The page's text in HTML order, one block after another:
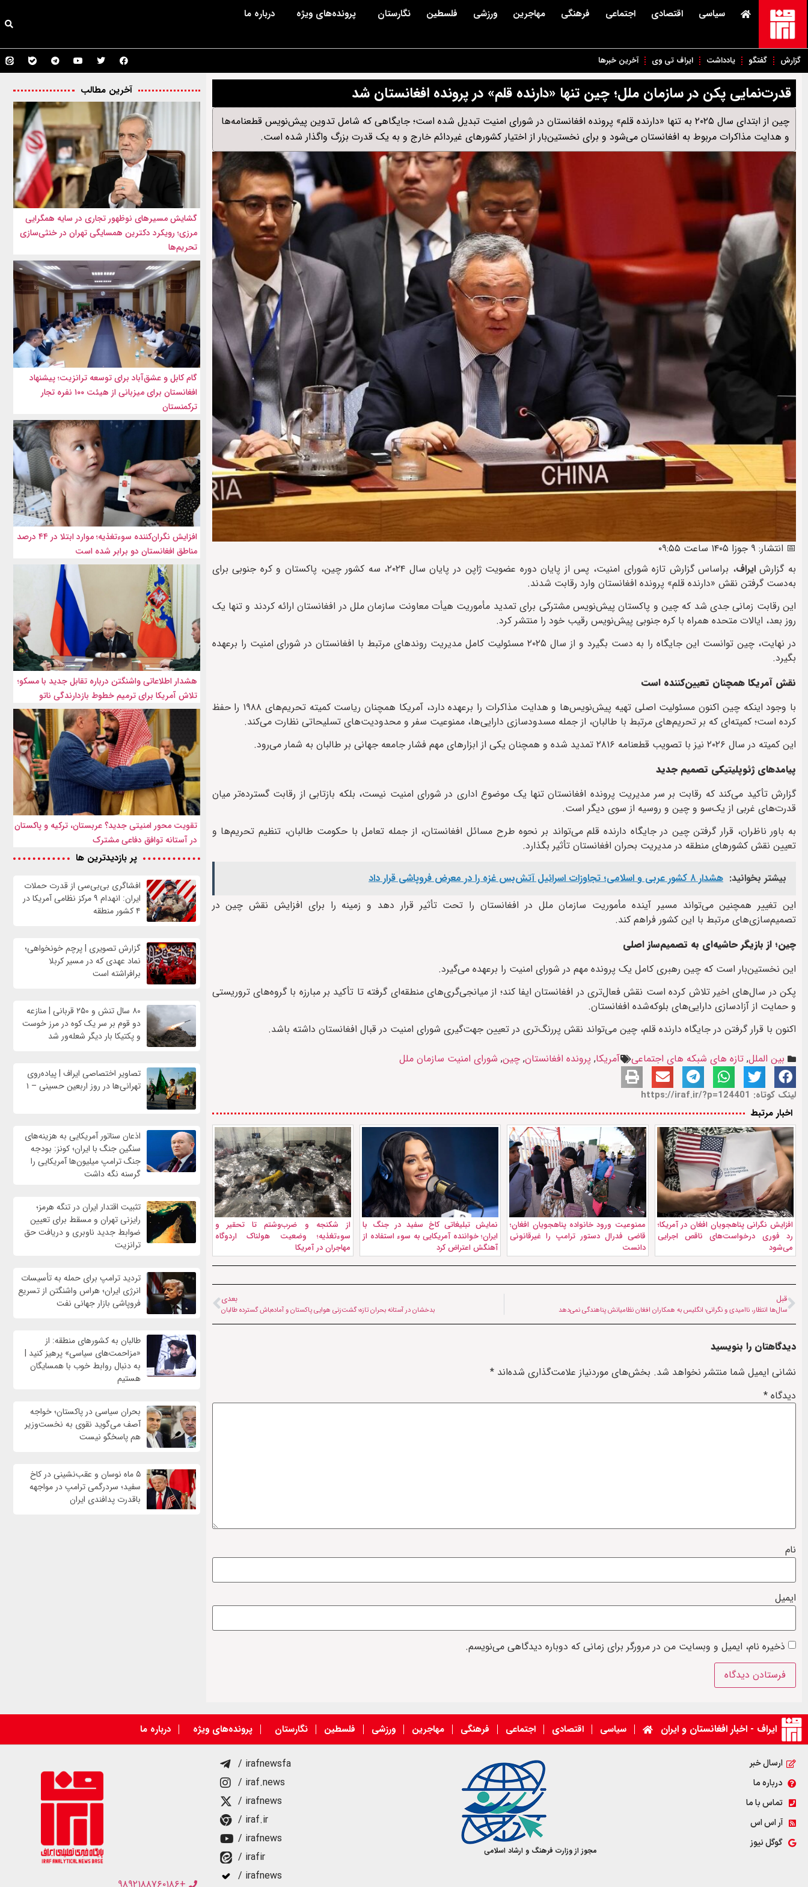
سیاسی اقتصادی اجتماعی فرهنگی مهاجرین ورزشی فلسطین نگارستان پرونده‌های ویژه درباره ما
گزارش گفتگو یادداشت ایراف تی وی آخرین خبرها
قدرت‌نمایی پکن در سازمان ملل؛ چین تنها «دارنده قلم» در پرونده افغانستان شد
چین از ابتدای سال ۲۰۲۵ به تنها «دارنده قلم» پرونده افغانستان در شورای امنیت تبدیل شده است؛ جایگاهی که شامل تدوین پیش‌نویس قطعنامه‌ها
و هدایت مذاکرات مربوط به افغانستان می‌شود و برای نخستین‌بار از اختیار کشورهای غیردائم خارج و به یک قدرت بزرگ واگذار شده است.
📅 انتشار: ۹ جوزا ۱۴۰۵ ساعت ۰۹:۵۵
به گزارشایراف
، براساس گزارش تازه شورای امنیت، پس از پایان دوره عضویت ژاپن در پایان سال ۲۰۲۴، سه کشور چین، پاکستان و کره جنوبی برای
به‌دست گرفتن نقش «دارنده قلم» پرونده افغانستان وارد رقابت شدند.
این رقابت زمانی جدی شد که چین و پاکستان پیش‌نویس مشترکی برای تمدید مأموریت هیأت معاونت سازمان ملل در افغانستان ارائه کردند و تنها یک
روز بعد، ایالات متحده همراه با کره جنوبی پیش‌نویس رقیب خود را منتشر کرد.
در نهایت، چین توانست این جایگاه را به دست بگیرد و از سال ۲۰۲۵ مسئولیت کامل مدیریت روندهای مرتبط با افغانستان در شورای امنیت را برعهده
بگیرد.
نقش آمریکا همچنان تعیین‌کننده است
با وجود اینکه چین اکنون مسئولیت اصلی تهیه پیش‌نویس‌ها و هدایت مذاکرات را برعهده دارد، آمریکا همچنان ریاست کمیته تحریم‌های ۱۹۸۸ را حفظ
کرده است؛ کمیته‌ای که بر تحریم‌های مرتبط با طالبان، از جمله مسدودسازی دارایی‌ها، ممنوعیت سفر و محدودیت‌های تسلیحاتی نظارت می‌کند.
این کمیته در سال ۲۰۲۶ نیز با تصویب قطعنامه ۲۸۱۶ تمدید شده و همچنان یکی از ابزارهای مهم فشار جامعه جهانی بر طالبان به شمار می‌رود.
پیامدهای ژئوپلیتیکی تصمیم جدید
گزارش تأکید می‌کند که رقابت بر سر مدیریت پرونده افغانستان تنها یک موضوع اداری در شورای امنیت نیست، بلکه بازتابی از رقابت گسترده‌تر میان
قدرت‌های غربی از یک‌سو و چین و روسیه از سوی دیگر است.
به باور ناظران، قرار گرفتن چین در جایگاه دارنده قلم می‌تواند بر نحوه طرح مسائل افغانستان، از جمله تعامل با حکومت طالبان، تنظیم تحریم‌ها و
تعیین نقش کشورهای منطقه در مدیریت بحران افغانستان تأثیر بگذارد.
بیشتر بخوانید: هشدار ۸ کشور عربی و اسلامی؛ تجاوزات اسرائیل آتش‌بس غزه را در معرض فروپاشی قرار داد
این تغییر همچنین می‌تواند مسیر آینده مأموریت سازمان ملل در افغانستان را تحت تأثیر قرار دهد و زمینه را برای افزایش نقش چین در
تصمیم‌سازی‌های مرتبط با این کشور فراهم کند.
چین؛ از بازیگر حاشیه‌ای به تصمیم‌ساز اصلی
این نخستین‌بار است که چین رهبری کامل یک پرونده مهم در شورای امنیت را برعهده می‌گیرد.
پکن در سال‌های اخیر تلاش کرده است نقش فعال‌تری در افغانستان ایفا کند؛ از میانجی‌گری‌های منطقه‌ای گرفته تا تأکید بر مبارزه با گروه‌های تروریستی
و حمایت از آزادسازی دارایی‌های بلوکه‌شده افغانستان.
اکنون با قرار گرفتن در جایگاه دارنده قلم، چین می‌تواند نقش پررنگ‌تری در تعیین جهت‌گیری شورای امنیت در قبال افغانستان داشته باشد.
بین الملل, تازه های شبکه های اجتماعی آمریکا, پرونده افغانستان, چین, شورای امنیت سازمان ملل
لینک کوتاه: https://iraf.ir/?p=124401
اخبار مرتبط
افزایش نگرانی پناهجویان افغان در آمریکا؛
رد فوری درخواست‌های ناقص اجرایی
می‌شود
ممنوعیت ورود خانواده پناهجویان افغان؛
قاضی فدرال دستور ترامپ را غیرقانونی
دانست
نمايش تبليغاتی کاخ سفید در جنگ با
ایران؛ خواننده آمریکایی به سوء استفاده از
آهنگش اعتراض کرد
از شکنجه و ضرب‌وشتم تا تحقیر و
سوءتغذیه؛ وضعیت هولناک اردوگاه
مهاجران در آمریکا
قبل
سال‌ها انتظار، ناامیدی و نگرانی؛ انگلیس به همکاران افغان نظامیانش پناهندگی نمی‌دهد
بعدی
بدخشان در آستانه بحران تازه؛ گشت‌زنی هوایی پاکستان و آماده‌باش گسترده طالبان
دیدگاهتان را بنویسید
نشانی ایمیل شما منتشر نخواهد شد. بخش‌های موردنیاز علامت‌گذاری شده‌اند *
دیدگاه *
نام
ایمیل
ذخیره نام، ایمیل و وبسایت من در مرورگر برای زمانی که دوباره دیدگاهی می‌نویسم.
آخرین مطالب
گشایش مسیرهای نوظهور تجاری در سایه همگرایی
مرزی؛ رویکرد دکترین همسایگی تهران در خنثی‌سازی
تحریم‌ها
گام کابل و عشق‌آباد برای توسعه ترانزیت؛ پیشنهاد
افغانستان برای میزبانی از هیئت ۱۰۰ نفره تجار
ترکمنستان
افزایش نگران‌کننده سوءتغذیه؛ موارد ابتلا در ۴۴ درصد
مناطق افغانستان دو برابر شده است
هشدار اطلاعاتی واشنگتن درباره تقابل جدید با مسکو؛
تلاش آمریکا برای ترمیم خطوط بازدارندگی ناتو
تقویت محور امنیتی جدید؟ عربستان، ترکیه و پاکستان
در آستانه توافق دفاعی مشترک
پر بازدیدترین ها
افشاگری بی‌بی‌سی از قدرت حملات
ایران: انهدام ۹ مرکز نظامی آمریکا در
۴ کشور منطقه
گزارش تصویری | پرچم خونخواهی؛
نماد عهدی که در مسیر کربلا
برافراشته است
۸۰ سال تنش و ۲۵۰ قربانی | منازعه
دو قوم بر سر یک کوه در مرز خوست
و پکتیکا بار دیگر شعله‌ور شد
تصاویر اختصاصی ایراف | پیاده‌روی
تهرانی‌ها در روز اربعین حسینی – ۱
اذعان سناتور آمریکایی به هزینه‌های
سنگین جنگ با ایران؛ کونز: بودجه
جنگ ترامپ میلیون‌ها آمریکایی را
گرسنه نگه داشت
تثبیت اقتدار ایران در تنگه هرمز؛
رایزنی تهران و مسقط برای تعیین
ضوابط جدید ناوبری و دریافت حق
ترانزیت
تردید ترامپ برای حمله به تأسیسات
انرژی ایران؛ هراس واشنگتن از تسریع
فروپاشی بازار جهانی نفت
طالبان به کشورهای منطقه: از
«مزاحمت‌های سیاسی» پرهیز کنید |
به دنبال روابط خوب با همسایگان
هستیم
بحران سیاسی در پاکستان؛ خواجه
آصف می‌گوید نقوی به نخست‌وزیر
هم پاسخگو نیست
۵ ماه نوسان و عقب‌نشینی در کاخ
سفید؛ سردرگمی ترامپ در مواجهه
باقدرت پدافندی ایران
ایراف - اخبار افغانستان و ایران سیاسی اقتصادی اجتماعی فرهنگی مهاجرین ورزشی فلسطین نگارستان پرونده‌های ویژه درباره ما
ارسال خبر
درباره ما
تماس با ما
آر اس اس
گوگل نیوز
مجوز از وزارت فرهنگ و ارشاد اسلامی
/ irafnewsfa
/ iraf.news
/ irafnews
/ iraf.ir
/ irafnews
/ irafir
/ irafnews